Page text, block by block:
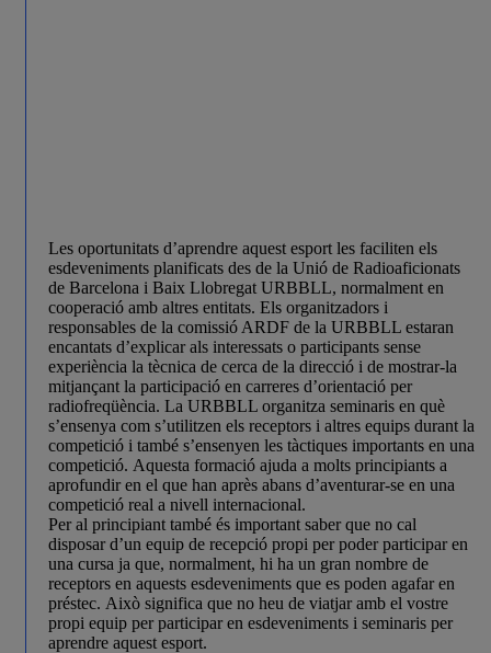
Les oportunitats d’aprendre aquest esport les faciliten els
esdeveniments planificats des de la Unió de Radioaficionats
de Barcelona i Baix Llobregat URBBLL, normalment en
cooperació amb altres entitats. Els organit­za­dors i
responsables de la comissió ARDF de la URBBLL estaran
encantats d’explicar als interessats o participants sense
experiència la tècnica de cerca de la direcció i de mostrar-la
mitjançant la participació en carreres d’orienta­ció per
radiofreqüència. La URBBLL organitza seminaris en què
s’ensenya com s’utilitzen els receptors i altres equips durant la
competició i també s’ensenyen les tàctiques importants en una
competició. Aquesta formació ajuda a molts principiants a
aprofundir en el que han après abans d’aventurar-se en una
competició real a nivell internacional.
Per al principiant també és important saber que no cal
disposar d’un equip de recepció propi per poder participar en
una cursa ja que, normalment, hi ha un gran nombre de
receptors en aquests esdeveniments que es poden agafar en
préstec. Això significa que no heu de viatjar amb el vostre
propi equip per participar en esdeveniments i seminaris per
aprendre aquest esport.